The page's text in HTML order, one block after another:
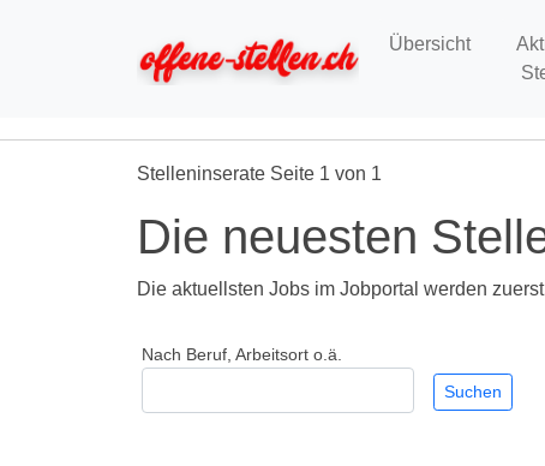
Übersicht
Stelleninserate Seite 1 von 1
Die neuesten
Die aktuellsten Jobs im Jobportal werden
Nach Beruf, Arbeitsort o.ä.